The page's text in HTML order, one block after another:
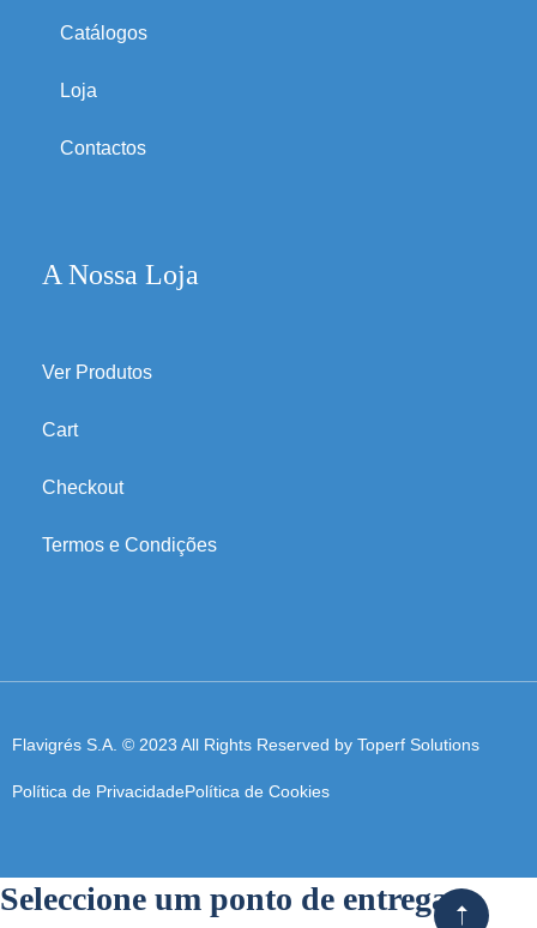
Catálogos
Loja
Contactos
A Nossa Loja
Ver Produtos
Cart
Checkout
Termos e Condições
Flavigrés S.A. © 2023 All Rights Reserved by Toperf Solutions
Política de PrivacidadePolítica de Cookies
Seleccione um ponto de entrega